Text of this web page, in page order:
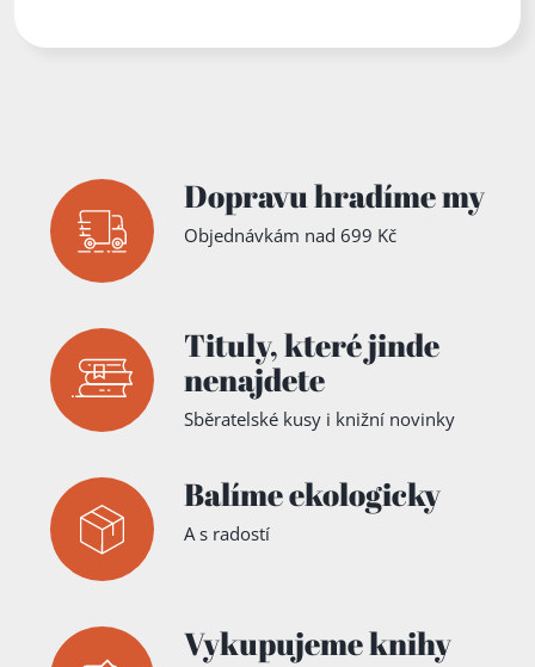
Dopravu hradíme my
Objednávkám nad 699 Kč
Tituly,které jinde
nenajdete
Sběratelské kusy i knižní novinky
Balíme ekologicky
A s radostí
Vykupujeme knihy